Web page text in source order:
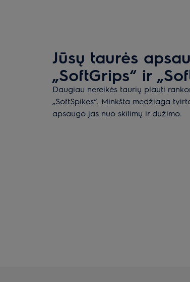
Jūsų taurės
„SoftGrips“ ir
Daugiau nereikės taurių plauti
„SoftSpikes“. Minkšta medžiaga
apsaugo jas nuo skilimų ir dužimo.